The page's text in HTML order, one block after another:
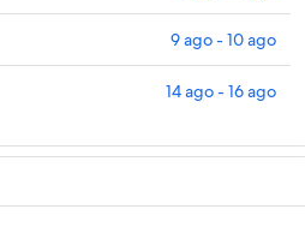
9 ago - 10 ago
14 ago - 16 ago